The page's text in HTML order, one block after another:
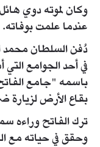
وكان لموته دوي
عندما علمت بوفاته.
دُفن السلطان محمد
في أحد الجوامع
باسمه "جامع
بقاع الأرض
ترك الفاتح وراءه
وحقق في حياته مع